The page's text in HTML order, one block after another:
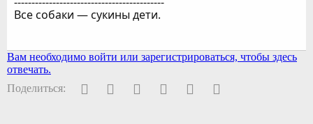
Все собаки — сукины дети.
Вам необходимо войти или зарегистрироваться, чтобы здесь
отвечать.
Поделиться:
FacebookTwitter PinterestWhatsAppЭлектронная почта